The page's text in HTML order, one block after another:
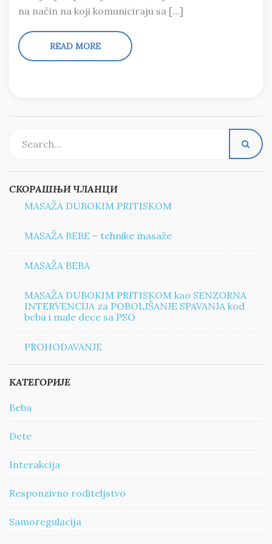
na način na koji komuniciraju sa […]
READ MORE
СКОРАШЊИ ЧЛАНЦИ
MASAŽA DUBOKIM PRITISKOM
MASAŽA BEBE – tehnike masaže
MASAŽA BEBA
MASAŽA DUBOKIM PRITISKOM kao SENZORNA
INTERVENCIJA za POBOLJŠANJE SPAVANJA kod
beba i male dece sa PSO
PROHODAVANJE
КАТЕГОРИЈЕ
Beba
Dete
Interakcija
Responzivno roditeljstvo
Samoregulacija